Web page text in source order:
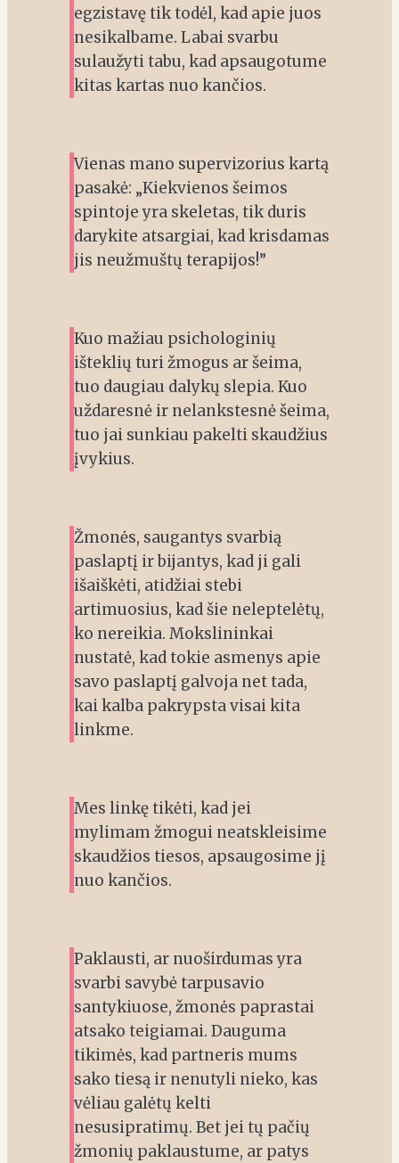
egzistavę tik todėl, kad apie juos
nesikalbame. Labai svarbu
sulaužyti tabu, kad apsaugotume
kitas kartas nuo kančios.
Vienas mano supervizorius kartą
pasakė: „Kiekvienos šeimos
spintoje yra skeletas, tik duris
darykite atsargiai, kad krisdamas
jis neužmuštų terapijos!”
Kuo mažiau psichologinių
išteklių turi žmogus ar šeima,
tuo daugiau dalykų slepia. Kuo
uždaresnė ir nelankstesnė šeima,
tuo jai sunkiau pakelti skaudžius
įvykius.
Žmonės, saugantys svarbią
paslaptį ir bijantys, kad ji gali
išaiškėti, atidžiai stebi
artimuosius, kad šie neleptelėtų,
ko nereikia. Mokslininkai
nustatė, kad tokie asmenys apie
savo paslaptį galvoja net tada,
kai kalba pakrypsta visai kita
linkme.
Mes linkę tikėti, kad jei
mylimam žmogui neatskleisime
skaudžios tiesos, apsaugosime jį
nuo kančios.
Paklausti, ar nuoširdumas yra
svarbi savybė tarpusavio
santykiuose, žmonės paprastai
atsako teigiamai. Dauguma
tikimės, kad partneris mums
sako tiesą ir nenutyli nieko, kas
vėliau galėtų kelti
nesusipratimų. Bet jei tų pačių
žmonių paklaustume, ar patys